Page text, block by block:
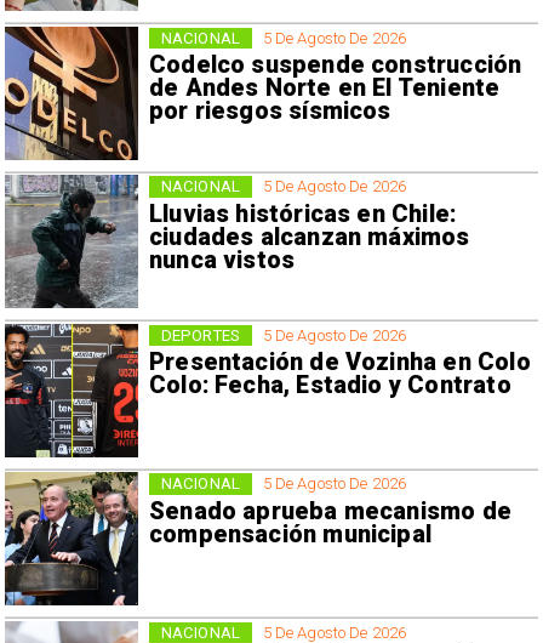
5 De Agosto De 2026
Codelco suspende construcción
de Andes Norte en El Teniente
por riesgos sísmicos
NACIONAL
5 De Agosto De 2026
Lluvias históricas en Chile:
ciudades alcanzan máximos
nunca vistos
NACIONAL
5 De Agosto De 2026
Presentación de Vozinha en Colo
Colo: Fecha, Estadio y Contrato
DEPORTES
5 De Agosto De 2026
Senado aprueba mecanismo de
compensación municipal
NACIONAL
5 De Agosto De 2026
NACIONAL